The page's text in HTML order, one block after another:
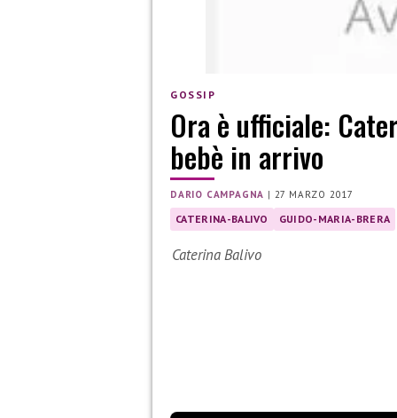
GOSSIP
Ora è ufficiale:
bebè in arrivo
DARIO CAMPAGNA | 27 MARZO 2017
CATERINA-BALIVO GUIDO-MARIA-BRERA
Caterina Balivo